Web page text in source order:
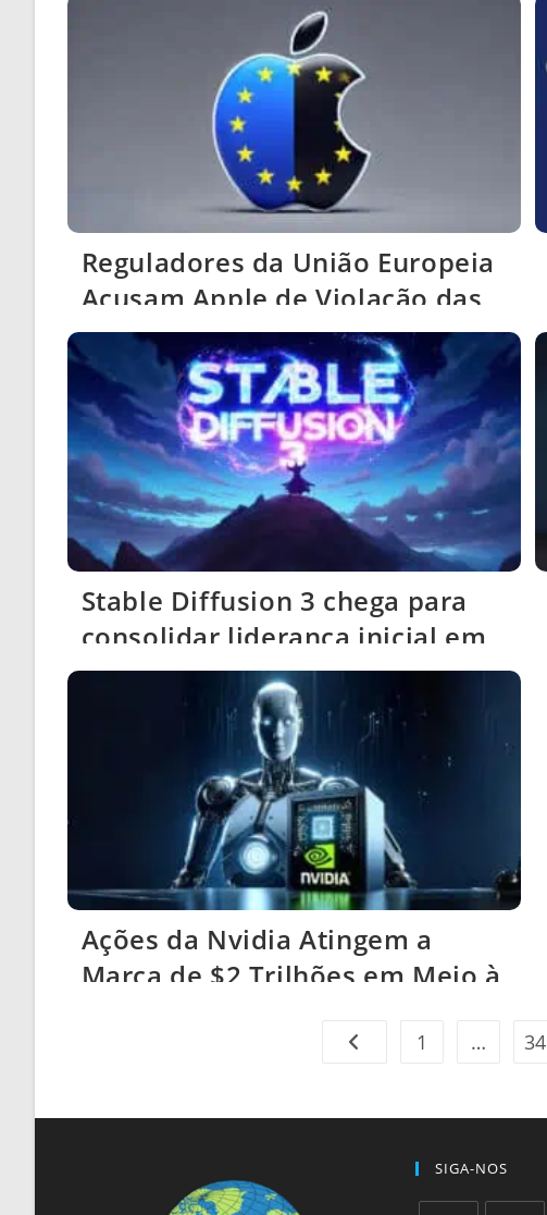
Reguladores da União Europeia
Acusam Apple de Violação das
Regras de Concorrência Digital
da App Store
Stable Diffusion 3 chega para
consolidar liderança inicial em
imagens de IA contra Sora e
Ações da Nvidia Atingem a
Marca de $2 Trilhões em Meio à
Ir para a página anterior
1 … 34
SIGA-NOS